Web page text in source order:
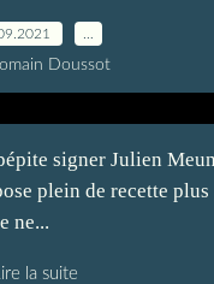
Doussot
signer Julien
plein de recette
ne...
la suite